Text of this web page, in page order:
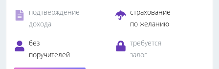
подтверждение
дохода
страхование
по желанию
без
поручителей
требуется
залог